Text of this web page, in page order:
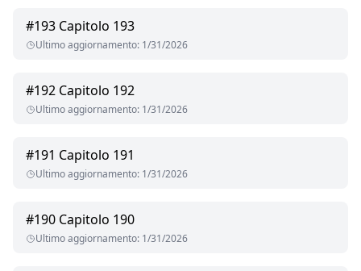
#193 Capitolo 193
Ultimo aggiornamento: 1/31/2026
#192 Capitolo 192
Ultimo aggiornamento: 1/31/2026
#191 Capitolo 191
Ultimo aggiornamento: 1/31/2026
#190 Capitolo 190
Ultimo aggiornamento: 1/31/2026